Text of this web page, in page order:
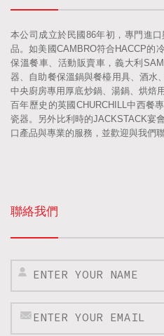
本公司成立於民國86年初，專門進
品。如美國CAMBRO符合HACCP的
保溫餐車、活動販賣車，義大利
器、自助餐保溫鍋與餐檯用具、酒水
中央廚房專用厚底炒鍋、湯鍋、烘焙
百年歷史的英國CHURCHILL中西餐
瓷器。另外比利時的JACKSTACK宴
口產品與專業的服務，並歡迎與我們聯
聯絡我們